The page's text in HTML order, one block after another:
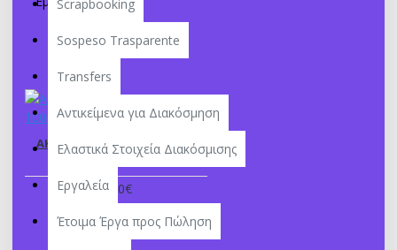
Scrapbooking
Sospeso Trasparente
Transfers
Αντικείμενα για Διακόσμηση
Ελαστικά Στοιχεία Διακόσμισης
Εργαλεία
Έτοιμα Έργα προς Πώληση
ΑΚΡΥΛΙΚΟ ΧΡΏΜΑ PENTART
100ML - APPLE GREEN
3,50€